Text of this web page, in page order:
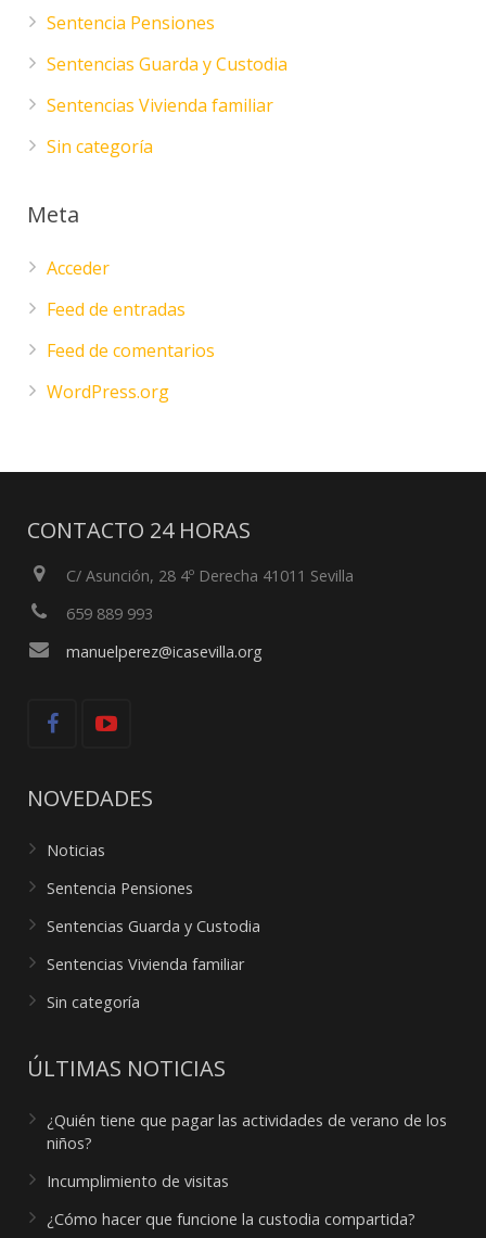
Sentencia Pensiones
Sentencias Guarda y Custodia
Sentencias Vivienda familiar
Sin categoría
Meta
Acceder
Feed de entradas
Feed de comentarios
WordPress.org
CONTACTO 24 HORAS
C/ Asunción, 28 4º Derecha 41011 Sevilla
659 889 993
manuelperez@icasevilla.org
NOVEDADES
Noticias
Sentencia Pensiones
Sentencias Guarda y Custodia
Sentencias Vivienda familiar
Sin categoría
ÚLTIMAS NOTICIAS
¿Quién tiene que pagar las actividades de verano de los
niños?
Incumplimiento de visitas
¿Cómo hacer que funcione la custodia compartida?